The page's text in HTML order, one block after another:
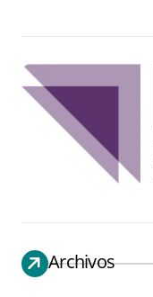
Archivos